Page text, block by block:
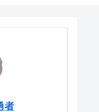
者